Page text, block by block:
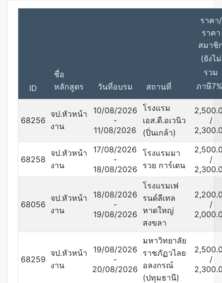
ID
ชื่อ
หลักสูตร
วันที่อบรม สถานที่
ราคา/
ราคา
สมาชิ
(ยังไม่
รวม
ภาษี
68256
จป.หัวหน้า
งาน
10/08/2026
-
11/08/2026
โรงแรม
เอส.ดี.อเวนิว
(ปิ่นเกล้า)
/
68258
จป.หัวหน้า
งาน
17/08/2026
-
18/08/2026
โรงแรมมา
รวย การ์เดน
/
68056
จป.หัวหน้า
งาน
18/08/2026
-
19/08/2026
โรงแรมเฟ
รนด์ลีเทล
หาดใหญ่
สงขลา
/
68259
จป.หัวหน้า
งาน
19/08/2026
-
20/08/2026
มหาวิทยาลัย
ราชภัฏวไลย
อลงกรณ์
(ปทุมธานี)
/